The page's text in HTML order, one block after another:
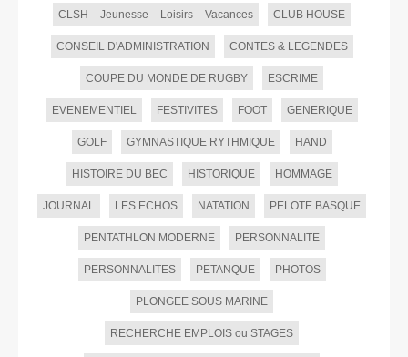
CLSH – Jeunesse – Loisirs – Vacances CLUB HOUSE
CONSEIL D'ADMINISTRATION CONTES & LEGENDES
COUPE DU MONDE DE RUGBY ESCRIME
EVENEMENTIEL FESTIVITES FOOT GENERIQUE
GOLF GYMNASTIQUE RYTHMIQUE HAND
HISTOIRE DU BEC HISTORIQUE HOMMAGE
JOURNAL LES ECHOS NATATION PELOTE BASQUE
PENTATHLON MODERNE PERSONNALITE
PERSONNALITES PETANQUE PHOTOS
PLONGEE SOUS MARINE
RECHERCHE EMPLOIS ou STAGES